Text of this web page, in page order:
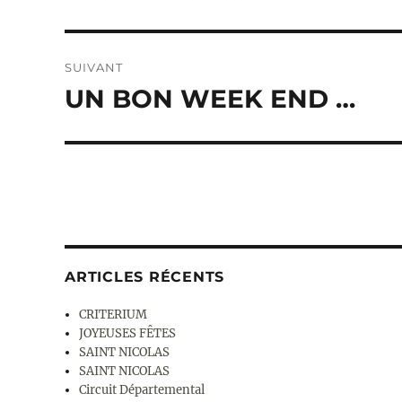
SUIVANT
Publication
UN BON WEEK END …
ARTICLES RÉCENTS
CRITERIUM
JOYEUSES FÊTES
SAINT NICOLAS
SAINT NICOLAS
Circuit Départemental